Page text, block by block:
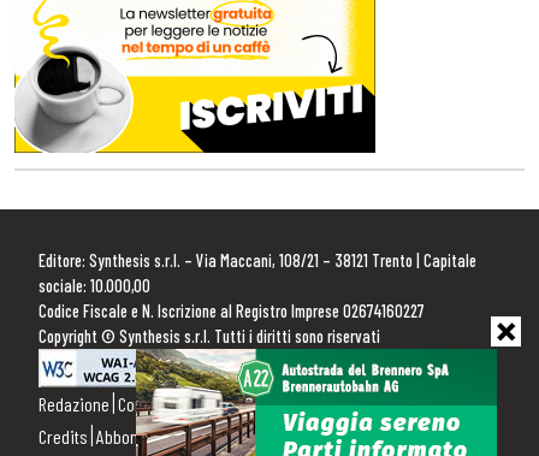
Editore: Synthesis s.r.l. – Via Maccani, 108/21 – 38121 Trento | Capitale
sociale: 10.000,00
Codice Fiscale e N. Iscrizione al Registro Imprese 02674160227
Copyright © Synthesis s.r.l. Tutti i diritti sono riservati
Redazione Contattaci Pubblicità Privacy Policy Cookie Policy
Credits Abbonamenti